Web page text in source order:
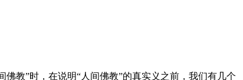
教”时，在说明“人间佛教”的真实义之前，我们有几个